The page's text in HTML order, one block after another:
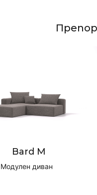
Bard M
Модулен диван